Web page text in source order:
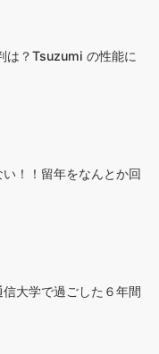
は？Tsuzumi の性能に
！！留年をなんとか回
大学で過ごした６年間